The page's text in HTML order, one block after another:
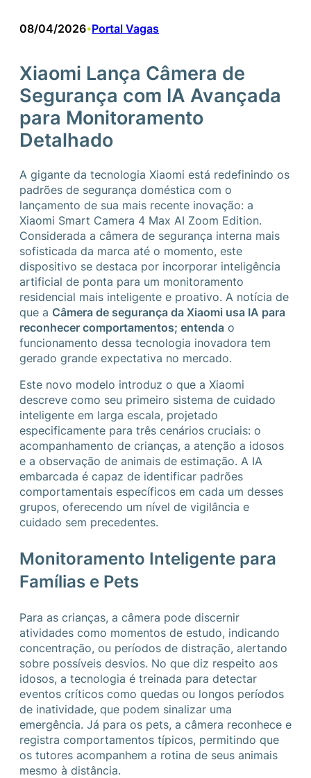
08/04/2026•Portal Vagas
Xiaomi Lança Câmera de
Segurança com IA Avançada
para Monitoramento
Detalhado
A gigante da tecnologia Xiaomi está redefinindo os
padrões de segurança doméstica com o
lançamento de sua mais recente inovação: a
Xiaomi Smart Camera 4 Max AI Zoom Edition.
Considerada a câmera de segurança interna mais
sofisticada da marca até o momento, este
dispositivo se destaca por incorporar inteligência
artificial de ponta para um monitoramento
residencial mais inteligente e proativo. A notícia de
que a Câmera de segurança da Xiaomi usa IA para
reconhecer comportamentos; entenda o
funcionamento dessa tecnologia inovadora tem
gerado grande expectativa no mercado.
Este novo modelo introduz o que a Xiaomi
descreve como seu primeiro sistema de cuidado
inteligente em larga escala, projetado
especificamente para três cenários cruciais: o
acompanhamento de crianças, a atenção a idosos
e a observação de animais de estimação. A IA
embarcada é capaz de identificar padrões
comportamentais específicos em cada um desses
grupos, oferecendo um nível de vigilância e
cuidado sem precedentes.
Monitoramento Inteligente para
Famílias e Pets
Para as crianças, a câmera pode discernir
atividades como momentos de estudo, indicando
concentração, ou períodos de distração, alertando
sobre possíveis desvios. No que diz respeito aos
idosos, a tecnologia é treinada para detectar
eventos críticos como quedas ou longos períodos
de inatividade, que podem sinalizar uma
emergência. Já para os pets, a câmera reconhece e
registra comportamentos típicos, permitindo que
os tutores acompanhem a rotina de seus animais
mesmo à distância.